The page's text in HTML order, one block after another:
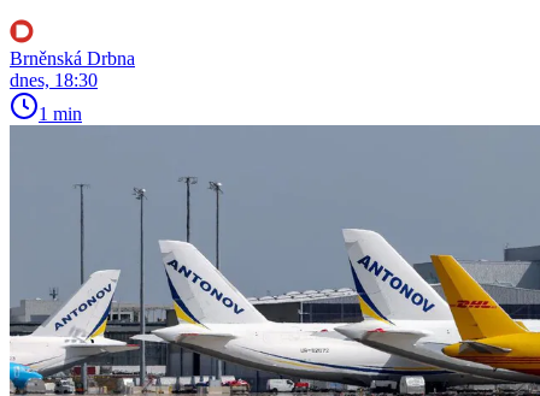
Brněnská Drbna
dnes, 18:30
1 min